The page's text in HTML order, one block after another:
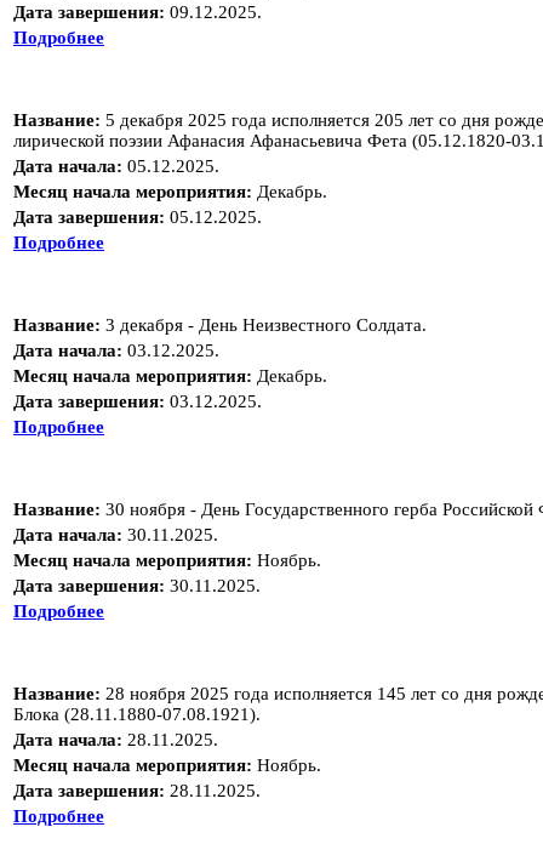
Дата завершения: 09.12.2025.
Подробнее
Название: 5 декабря 2025 года исполняется 205 лет со дня
лирической поэзии Афанасия Афанасьевича Фета (05.12.1820-
Дата начала: 05.12.2025.
Месяц начала мероприятия: Декабрь.
Дата завершения: 05.12.2025.
Подробнее
Название: 3 декабря - День Неизвестного Солдата.
Дата начала: 03.12.2025.
Месяц начала мероприятия: Декабрь.
Дата завершения: 03.12.2025.
Подробнее
Название: 30 ноября - День Государственного герба
Дата начала: 30.11.2025.
Месяц начала мероприятия: Ноябрь.
Дата завершения: 30.11.2025.
Подробнее
Название: 28 ноября 2025 года исполняется 145 лет со дня
Блока (28.11.1880-07.08.1921).
Дата начала: 28.11.2025.
Месяц начала мероприятия: Ноябрь.
Дата завершения: 28.11.2025.
Подробнее